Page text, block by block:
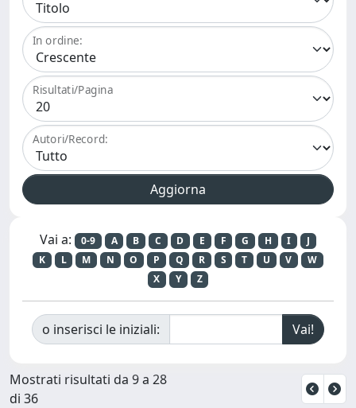
In ordine:
Risultati/Pagina
Autori/Record:
Vai a: 0-9 A B C D E F G H I
J
K
L M N O P Q R S T U V
W
X
Y Z
o inserisci le iniziali:
Mostrati risultati da 9 a 28
di 36